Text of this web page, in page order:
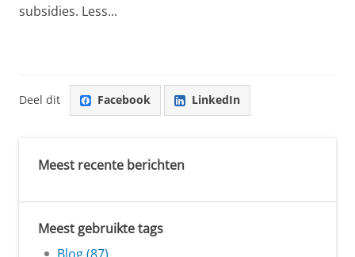
subsidies. Less...
Deel dit Facebook LinkedIn
Meest recente berichten
Meest gebruikte tags